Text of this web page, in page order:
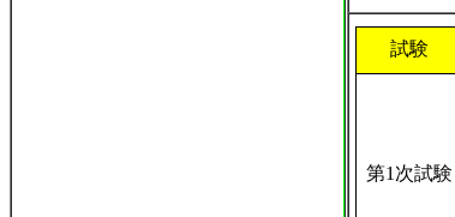
試験
第1次試験